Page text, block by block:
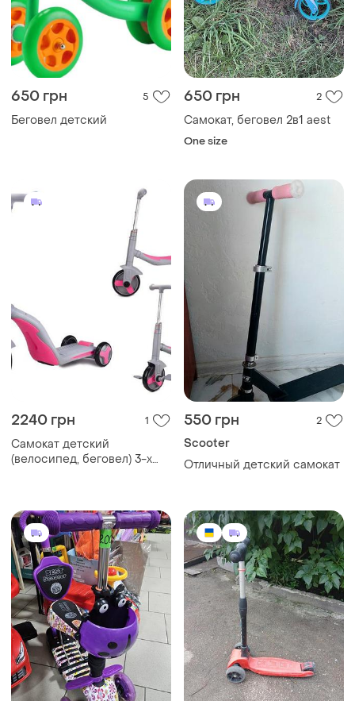
650 грн 5
Беговел детский
650 грн 2
Самокат, беговел 2в1 aest
One size
2240 грн 1
Самокат детский
(велосипед, беговел) 3-х
550 грн 2
Scooter
Отличный детский самокат